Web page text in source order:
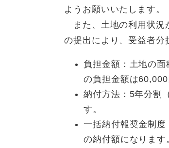
ようお願いいたします。
また、土地の利用状況
の提出により、受益者分
負担金額：土地の
の負担金額は60,000
納付方法：5年分割
す。
一括納付報奨金制
の納付額になります